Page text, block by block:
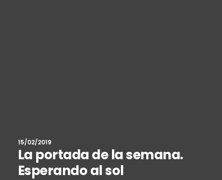
15/02/2019
La portada de la semana.
Esperando al sol